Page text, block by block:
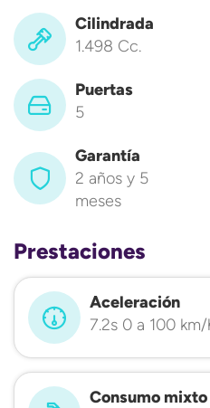
Cilindrada
1.498 Cc.
Puertas
5
Garantía
2 años y 5
meses
Prestaciones
Aceleración
7.2s 0 a 100 km/
Consumo mixto